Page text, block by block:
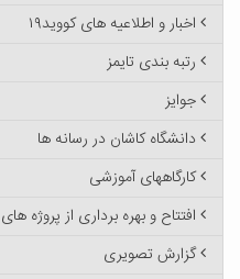
اخبار و اطلاعیه های کووید۱۹
رتبه بندی تایمز
جوایز
دانشگاه کاشان در رسانه ها
کارگاههای آموزشی
افتتاح و بهره برداری از پروژه
گزارش تصویری